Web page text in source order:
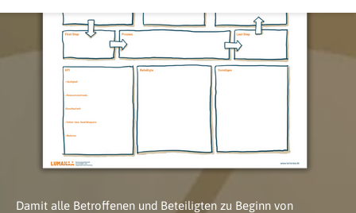
Damit alle Betroffenen und Beteiligten zu Beginn von